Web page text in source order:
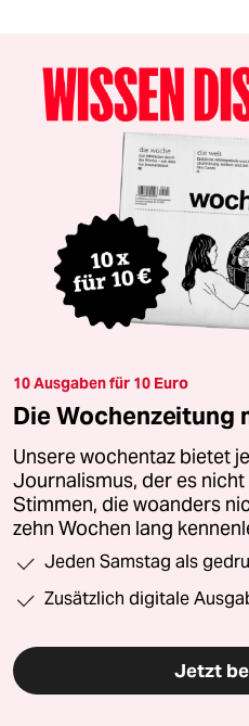
10 Ausgaben für 10 Euro
Die Wochenzeitung
Unsere wochentaz bietet
Journalismus, der es
Stimmen, die woanders
zehn Wochen lang
Jeden Samstag als
Zusätzlich digitale
Jetzt